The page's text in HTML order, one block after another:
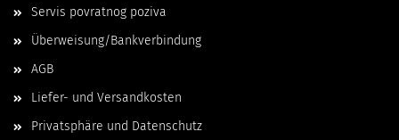
Servis povratnog poziva
Überweisung/Bankverbindung
AGB
Liefer- und Versandkosten
Privatsphäre und Datenschutz